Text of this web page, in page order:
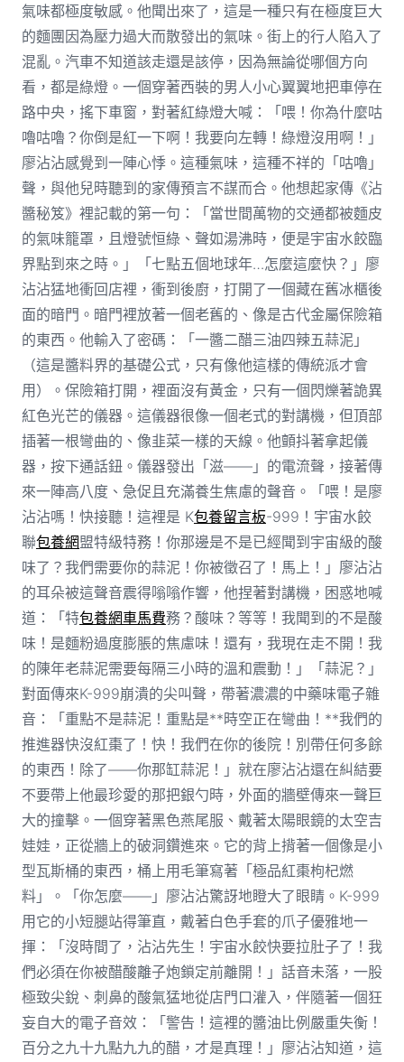
氣味都極度敏感。他聞出來了，這是一種只有在極度巨大
的麵團因為壓力過大而散發出的氣味。街上的行人陷入了
混亂。汽車不知道該走還是該停，因為無論從哪個方向
看，都是綠燈。一個穿著西裝的男人小心翼翼地把車停在
路中央，搖下車窗，對著紅綠燈大喊：「喂！你為什麼咕
嚕咕嚕？你倒是紅一下啊！我要向左轉！綠燈沒用啊！」
廖沾沾感覺到一陣心悸。這種氣味，這種不祥的「咕嚕」
聲，與他兒時聽到的家傳預言不謀而合。他想起家傳《沾
醬秘笈》裡記載的第一句：「當世間萬物的交通都被麵皮
的氣味籠罩，且燈號恒綠、聲如湯沸時，便是宇宙水餃臨
界點到來之時。」「七點五個地球年…怎麼這麼快？」廖
沾沾猛地衝回店裡，衝到後廚，打開了一個藏在舊冰櫃後
面的暗門。暗門裡放著一個老舊的、像是古代金屬保險箱
的東西。他輸入了密碼：「一醬二醋三油四辣五蒜泥」
（這是醬料界的基礎公式，只有像他這樣的傳統派才會
用）。保險箱打開，裡面沒有黃金，只有一個閃爍著詭異
紅色光芒的儀器。這儀器很像一個老式的對講機，但頂部
插著一根彎曲的、像韭菜一樣的天線。他顫抖著拿起儀
器，按下通話鈕。儀器發出「滋——」的電流聲，接著傳
來一陣高八度、急促且充滿養生焦慮的聲音。「喂！是廖
沾沾嗎！快接聽！這裡是 K包養留言板-999！宇宙水餃
聯包養網盟特級特務！你那邊是不是已經聞到宇宙級的酸
味了？我們需要你的蒜泥！你被徵召了！馬上！」廖沾沾
的耳朵被這聲音震得嗡嗡作響，他捏著對講機，困惑地喊
道：「特包養網車馬費務？酸味？等等！我聞到的不是酸
味！是麵粉過度膨脹的焦慮味！還有，我現在走不開！我
的陳年老蒜泥需要每隔三小時的溫和震動！」「蒜泥？」
對面傳來K-999崩潰的尖叫聲，帶著濃濃的中藥味電子雜
音：「重點不是蒜泥！重點是**時空正在彎曲！**我們的
推進器快沒紅棗了！快！我們在你的後院！別帶任何多餘
的東西！除了——你那缸蒜泥！」就在廖沾沾還在糾結要
不要帶上他最珍愛的那把銀勺時，外面的牆壁傳來一聲巨
大的撞擊。一個穿著黑色燕尾服、戴著太陽眼鏡的太空吉
娃娃，正從牆上的破洞鑽進來。它的背上揹著一個像是小
型瓦斯桶的東西，桶上用毛筆寫著「極品紅棗枸杞燃
料」。「你怎麼——」廖沾沾驚訝地瞪大了眼睛。K-999
用它的小短腿站得筆直，戴著白色手套的爪子優雅地一
揮：「沒時間了，沾沾先生！宇宙水餃快要拉肚子了！我
們必須在你被醋酸離子炮鎖定前離開！」話音未落，一股
極致尖銳、刺鼻的酸氣猛地從店門口灌入，伴隨著一個狂
妄自大的電子音效：「警告！這裡的醬油比例嚴重失衡！
百分之九十九點九九的醋，才是真理！」廖沾沾知道，這